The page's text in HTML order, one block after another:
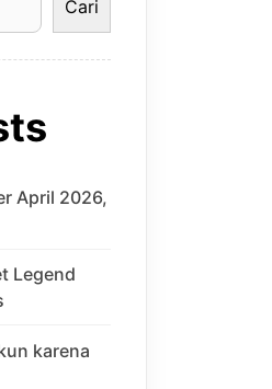
Cari
April 2026,
Legend
karena